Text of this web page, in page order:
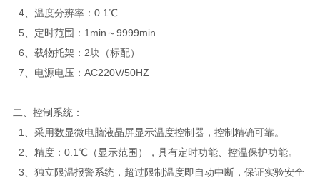
4、温度分辨率：0.1℃
5、定时范围：1min～9999min
6、载物托架：2块（标配）
7、电源电压：AC220V/50HZ
二、控制系统：
1、采用数显微电脑液晶屏显示温度控制器，控制精确可靠。
2、精度：0.1℃（显示范围），具有定时功能、控温保护功能。
3、独立限温报警系统，超过限制温度即自动中断，保证实验安全